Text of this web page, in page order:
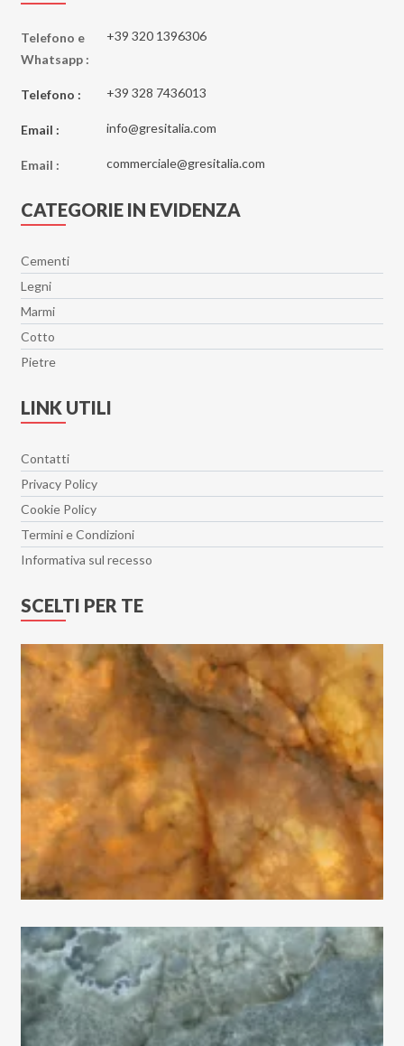
Etoile
Explosion
Fantastic Green
Flatiron
Genesis
Ghost
Glimpse
Glowood
Hangar 30x90
Il Travertino
Imperial
Interno 9
Isen
Lamiere
Le Resine
Levante
Lincoln
Lithos
Loft
Lounge
Luminescence
Magnetic
Maioliche
Majestic
Makrana
Marble Velvet
Marquiña
Telefono e
Whatsapp :
+39 320 1396306
Telefono : +39 328 7436013
Email : info@gresitalia.com
Email : commerciale@gresitalia.com
CATEGORIE IN EVIDENZA
Cementi
Legni
Marmi
Cotto
Pietre
LINK UTILI
Contatti
Privacy Policy
Cookie Policy
Termini e Condizioni
Informativa sul recesso
SCELTI PER TE